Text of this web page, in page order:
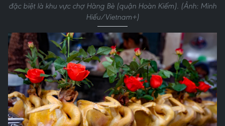
đặc biệt là khu vực chợ Hàng Bè (quận Hoàn Kiếm). (Ảnh: Minh
Hiếu/Vietnam+)